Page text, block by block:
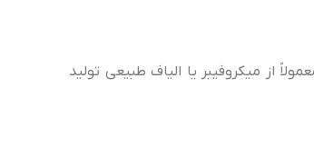
از میکروفیبر یا الیاف طبیعی تولید